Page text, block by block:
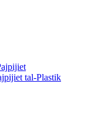
tal-Plastik